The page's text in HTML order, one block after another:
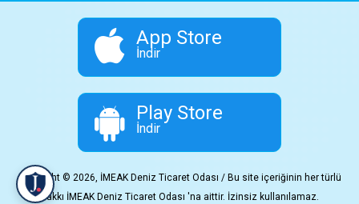
App Store
İndir
Play Store
İndir
Copyright © 2026, İMEAK Deniz Ticaret Odası / Bu site içeriğinin her türlü
hakkı İMEAK Deniz Ticaret Odası 'na aittir. İzinsiz kullanılamaz.